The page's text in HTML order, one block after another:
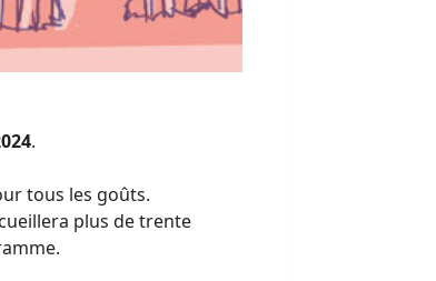
.
tous les goûts.
plus de trente